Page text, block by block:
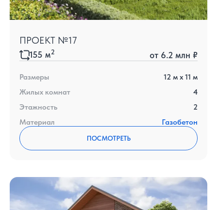
ПРОЕКТ №17
155 м2 от 6.2 млн ₽
Размеры 12 м x 11 м
Жилых комнат
4
Этажность
2
Материал
Газобетон
ПОСМОТРЕТЬ